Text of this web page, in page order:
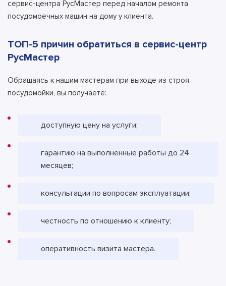
сервис-центра РусМастер перед началом ремонта
посудомоечных машин на дому у клиента.
ТОП-5 причин обратиться в сервис-центр
РусМастер
Обращаясь к нашим мастерам при выходе из строя
посудомойки, вы получаете:
доступную цену на услуги;
гарантию на выполненные работы до 24
месяцев;
консультации по вопросам эксплуатации;
честность по отношению к клиенту;
оперативность визита мастера.